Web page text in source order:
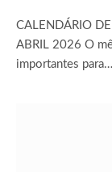
CALENDÁRIO
ABRIL 2026 O
importantes para…